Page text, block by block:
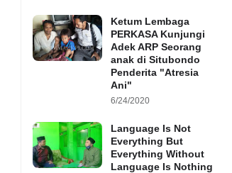
Ketum Lembaga
PERKASA Kunjungi
Adek ARP Seorang
anak di Situbondo
Penderita "Atresia
Ani"
6/24/2020
Language Is Not
Everything But
Everything Without
Language Is Nothing